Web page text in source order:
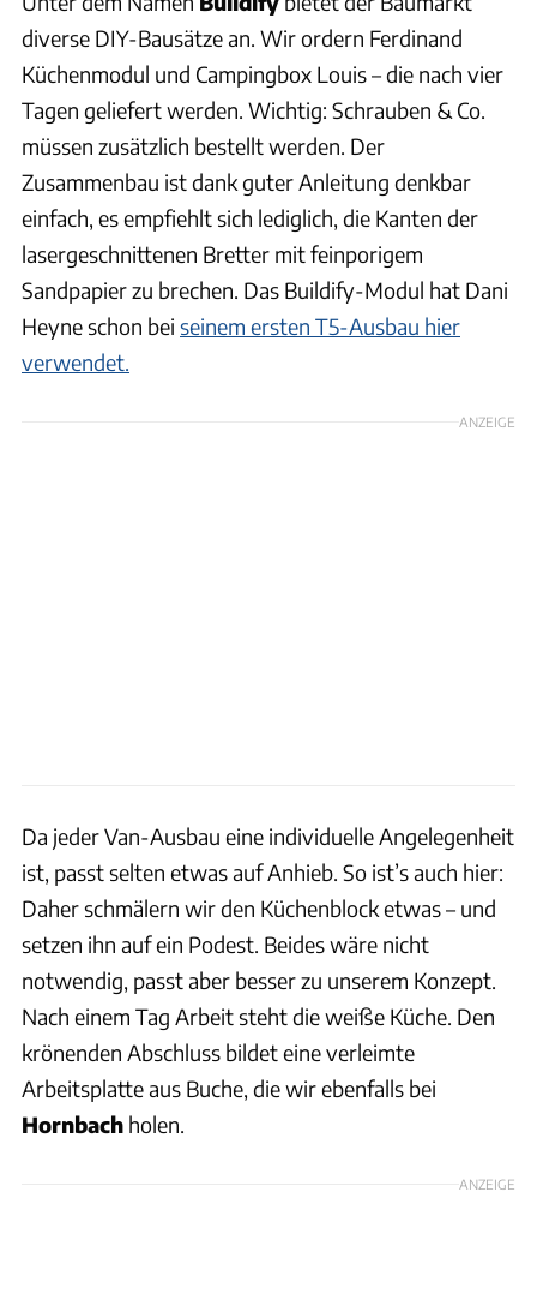
diverse DIY-Bausätze an. Wir ordern Ferdinand
Küchenmodul und Campingbox Louis – die nach vier
Tagen geliefert werden. Wichtig: Schrauben & Co.
müssen zusätzlich bestellt werden. Der
Zusammenbau ist dank guter Anleitung denkbar
einfach, es empfiehlt sich lediglich, die Kanten der
lasergeschnittenen Bretter mit feinporigem
Sandpapier zu brechen. Das Buildify-Modul hat Dani
Heyne schon bei seinem ersten T5-Ausbau hier
verwendet.
ANZEIGE
Da jeder Van-Ausbau eine individuelle Angelegenheit
ist, passt selten etwas auf Anhieb. So ist’s auch hier:
Daher schmälern wir den Küchenblock etwas – und
setzen ihn auf ein Podest. Beides wäre nicht
notwendig, passt aber besser zu unserem Konzept.
Nach einem Tag Arbeit steht die weiße Küche. Den
krönenden Abschluss bildet eine verleimte
Arbeitsplatte aus Buche, die wir ebenfalls bei
Hornbach holen.
ANZEIGE